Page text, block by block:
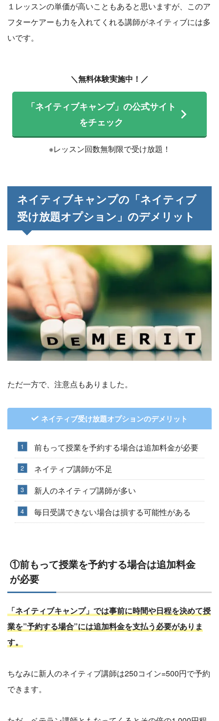
１レッスンの単価が高いこともあると思いますが、このア
フターケアーも力を入れてくれる講師がネイティブには多
いです。
＼無料体験実施中！／
「ネイティブキャンプ」の公式サイト
をチェック
※レッスン回数無制限で受け放題！
ネイティブキャンプの「ネイティブ
受け放題オプション」のデメリット
ただ一方で、注意点もありました。
ネイティブ受け放題オプションのデメリット
前もって授業を予約する場合は追加料金が必要
ネイティブ講師が不足
新人のネイティブ講師が多い
毎日受講できない場合は損する可能性がある
①前もって授業を予約する場合は追加料金
が必要
「ネイティブキャンプ」では事前に時間や日程を決めて授
業を”予約する場合”には追加料金を支払う必要がありま
す。
ちなみに新人のネイティブ講師は250コイン=500円で予約
できます。